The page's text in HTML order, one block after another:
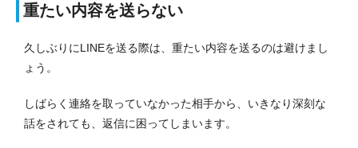
重たい内容を送らない
久しぶりにLINEを送る際は、重たい内容を送るのは避けまし
ょう。
しばらく連絡を取っていなかった相手から、いきなり深刻な
話をされても、返信に困ってしまいます。